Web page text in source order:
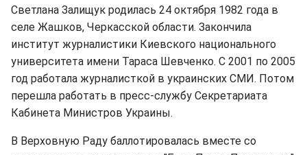
Светлана Залищук родилась 24 октября 1982 года в
селе Жашков, Черкасской области. Закончила
институт журналистики Киевского национального
университета имени Тараса Шевченко. С 2001 по 2005
год работала журналисткой в украинских СМИ. Потом
перешла работать в пресс-службу Секретариата
Кабинета Министров Украины.
В Верховную Раду баллотировалась вместе со